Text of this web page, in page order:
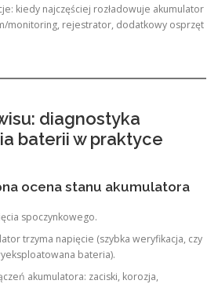
kiedy najczęściej rozładowuje akumulator
monitoring, rejestrator, dodatkowy osprzęt
diagnostyka
baterii w praktyce
ocena stanu akumulatora
spoczynkowego.
trzyma napięcie (szybka weryfikacja, czy
bateria).
akumulatora: zaciski, korozja,